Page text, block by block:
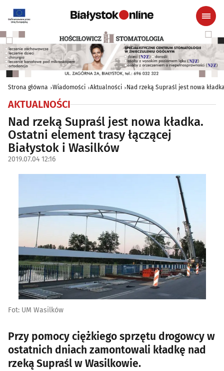
Strona główna Wiadomości Aktualności Nad rzeką Supraśl jest nowa
AKTUALNOŚCI
Nad rzeką Supraśl jest nowa kładka.
Ostatni element trasy łączącej
Białystok i Wasilków
2019.07.04 12:16
Fot: UM Wasilków
Przy pomocy ciężkiego sprzętu drogowcy w
ostatnich dniach zamontowali kładkę nad
rzeką Supraśl w Wasilkowie.